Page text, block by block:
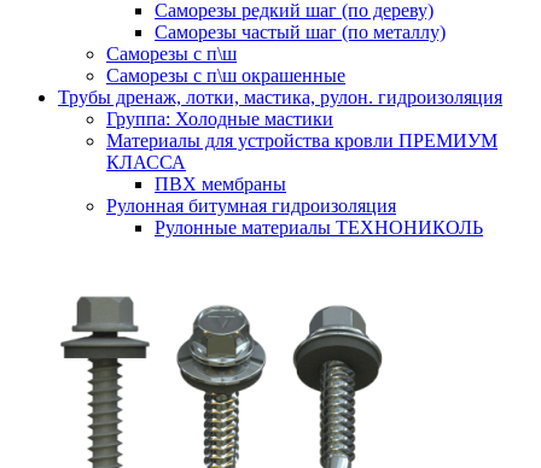
Саморезы редкий шаг (по дереву)
Саморезы частый шаг (по металлу)
Саморезы с п\ш
Саморезы с п\ш окрашенные
Трубы дренаж, лотки, мастика, рулон. гидроизоляция
Группа: Холодные мастики
Материалы для устройства кровли ПРЕМИУМ
КЛАССА
ПВХ мембраны
Рулонная битумная гидроизоляция
Рулонные материалы ТЕХНОНИКОЛЬ